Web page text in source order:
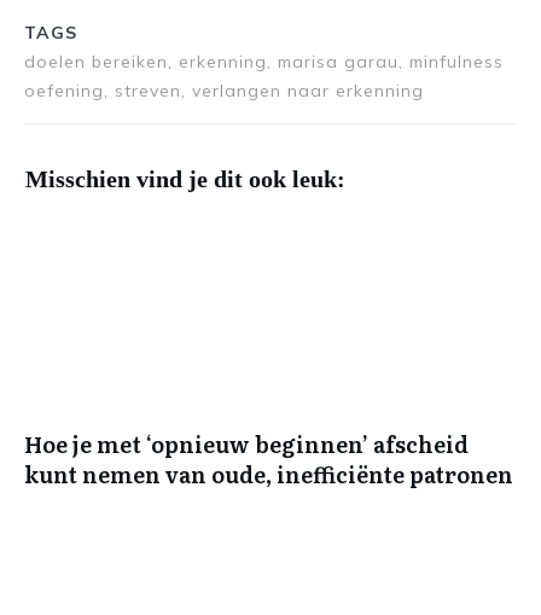
TAGS
doelen bereiken, erkenning, marisa garau, minfulness
oefening, streven, verlangen naar erkenning
Misschien vind je dit ook leuk:
Hoe je met ‘opnieuw beginnen’ afscheid
kunt nemen van oude, inefficiënte patronen